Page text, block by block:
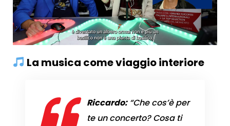
La musica come viaggio interiore
Riccardo:“Che cos’è per
te un concerto? Cosa ti